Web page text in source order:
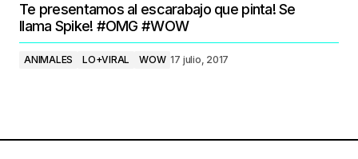
Te presentamos al escarabajo que pinta! Se
llama Spike! #OMG #WOW
ANIMALES LO+VIRAL WOW 17 julio, 2017